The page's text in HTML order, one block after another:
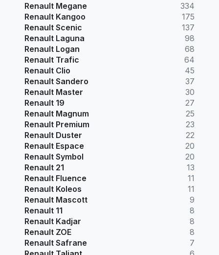
Renault Megane
334
Renault Kangoo
175
Renault Scenic
137
Renault Laguna
98
Renault Logan
68
Renault Trafic
64
Renault Clio
45
Renault Sandero
37
Renault Master
30
Renault 19
27
Renault Magnum
25
Renault Premium
23
Renault Duster
22
Renault Espace
20
Renault Symbol
20
Renault 21
13
Renault Fluence
11
Renault Koleos
11
Renault Mascott
9
Renault 11
8
Renault Kadjar
8
Renault ZOE
8
Renault Safrane
7